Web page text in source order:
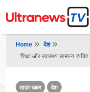
Home
देश
'शिक्षा और स्वास्थ्य सामान्य
ताज़ा खबर देश